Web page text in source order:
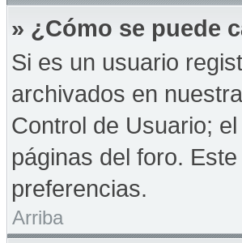
» ¿Cómo se puede
Si es un usuario
archivados en
Control de Usuario;
páginas del foro.
preferencias.
Arriba